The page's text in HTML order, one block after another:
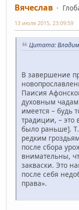
Вячеслав
13 июля 2015, 23:09:59
Цитата:
В завершение
Паисия
духовным
имеется – будь
традиции, – это
было раньше].
редким
после сбора
внимательны,
закваски. Это
после себя
права».